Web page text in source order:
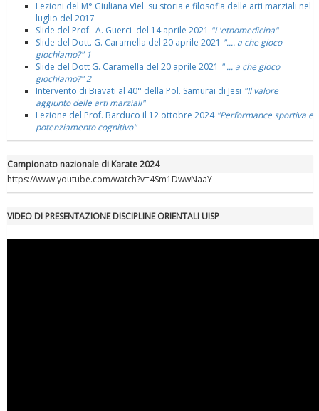
Lezioni del M° Giuliana Viel su storia e filosofia delle arti marziali nel
luglio del 2017
Slide del Prof. A. Guerci del 14 aprile 2021 "L'etnomedicina"
Slide del Dott. G. Caramella del 20 aprile 2021 ".... a che gioco
giochiamo?" 1
Slide del Dott G. Caramella del 20 aprile 2021 " ... a che gioco
giochiamo?" 2
Intervento di Biavati al 40° della Pol. Samurai di Jesi "Il valore
aggiunto delle arti marziali"
Lezione del Prof. Barduco il 12 ottobre 2024"Performance sportiva e
potenziamento cognitivo"
Campionato nazionale di Karate 2024
https://www.youtube.com/watch?v=4Sm1DwwNaaY
VIDEO DI PRESENTAZIONE DISCIPLINE ORIENTALI UISP